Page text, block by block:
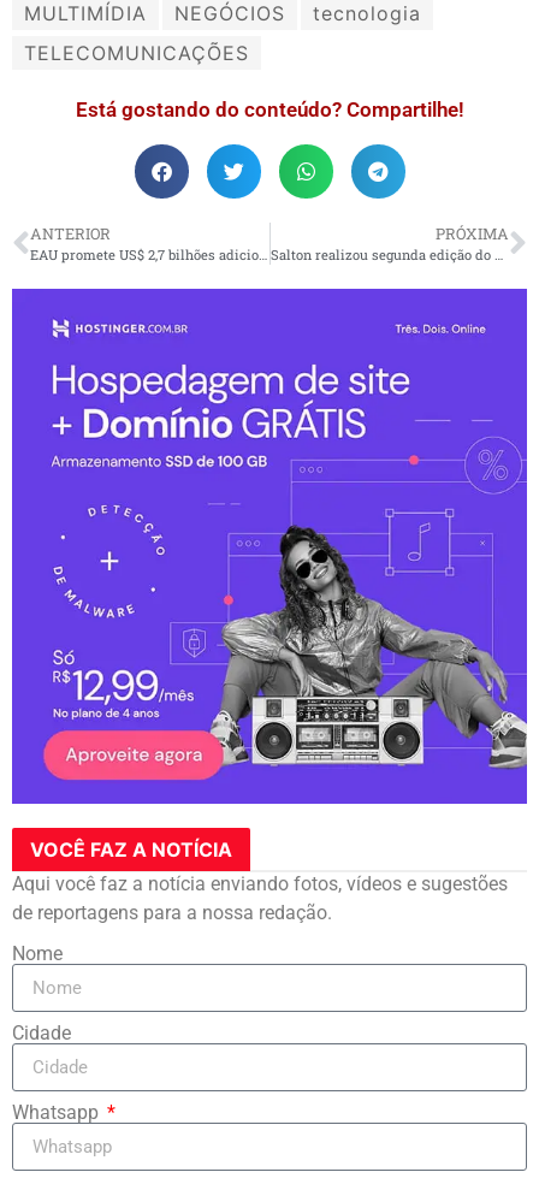
MULTIMÍDIA
NEGÓCIOS
tecnologia
TELECOMUNICAÇÕES
Está gostando do conteúdo? Compartilhe!
ANTERIOR
EAU promete US$ 2,7 bilhões adicionais em acordos de aquisição da indústria e convida investidores internacionais a aproveitar incentivos
PRÓXIMA
Salton realizou segunda edição do evento Ciclos & Vinhas
VOCÊ FAZ A NOTÍCIA
Aqui você faz a notícia enviando fotos, vídeos e sugestões
de reportagens para a nossa redação.
Nome
Cidade
Whatsapp